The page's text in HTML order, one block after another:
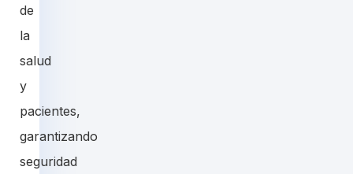
de
la
salud
y
pacientes,
garantizando
seguridad